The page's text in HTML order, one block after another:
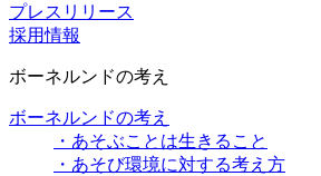
プレスリリース
採用情報
ボーネルンドの考え
ボーネルンドの考え
・あそぶことは生きること
・あそび環境に対する考え方